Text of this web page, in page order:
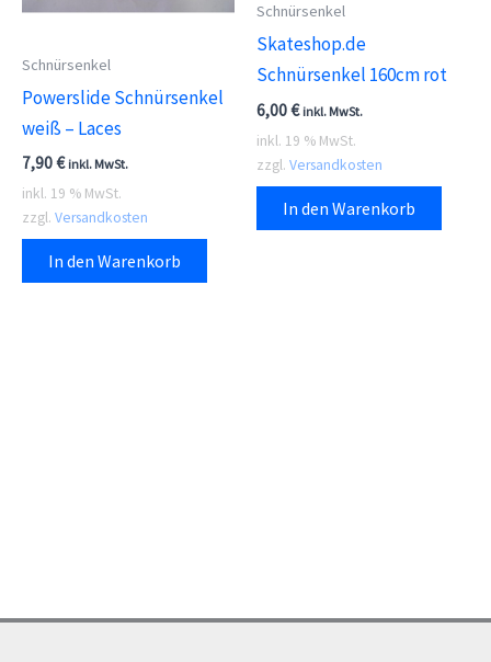
Schnürsenkel
Powerslide Schnürsenkel
weiß – Laces
7,90€ inkl. MwSt.
inkl. 19 % MwSt.
zzgl. Versandkosten
In den Warenkorb
Schnürsenkel
Skateshop.de
Schnürsenkel 160cm rot
6,00€ inkl. MwSt.
inkl. 19 % MwSt.
zzgl. Versandkosten
In den Warenkorb